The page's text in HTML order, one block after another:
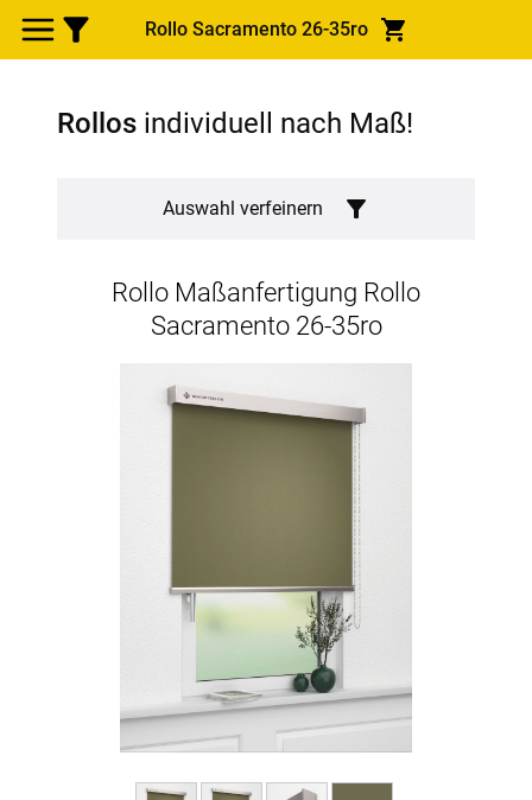
Rollo Sacramento 26-35ro
Rollos individuell nach Maß!
Auswahl verfeinern
Rollo Maßanfertigung Rollo
Sacramento 26-35ro